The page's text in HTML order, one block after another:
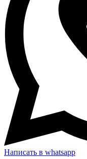
Написать в whatsapp